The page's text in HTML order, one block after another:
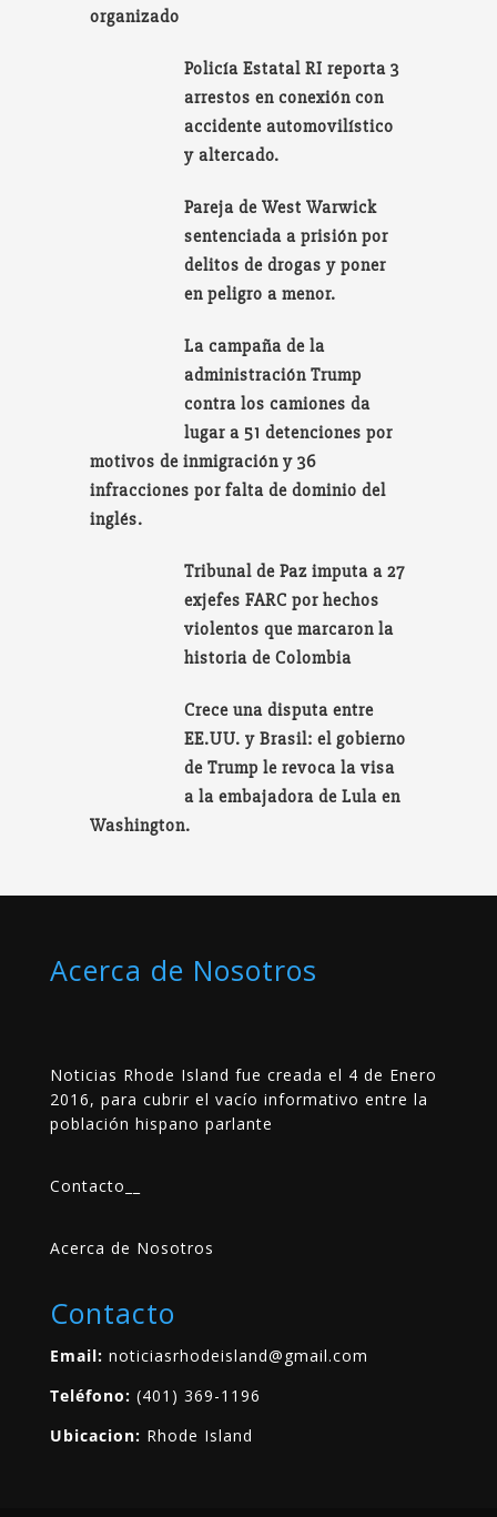
organizado
Policía Estatal RI reporta 3
arrestos en conexión con
accidente automovilístico
y altercado.
Pareja de West Warwick
sentenciada a prisión por
delitos de drogas y poner
en peligro a menor.
La campaña de la
administración Trump
contra los camiones da
lugar a 51 detenciones por
motivos de inmigración y 36
infracciones por falta de dominio del
inglés.
Tribunal de Paz imputa a 27
exjefes FARC por hechos
violentos que marcaron la
historia de Colombia
Crece una disputa entre
EE.UU. y Brasil: el gobierno
de Trump le revoca la visa
a la embajadora de Lula en
Washington.
Acerca de Nosotros
Noticias Rhode Island fue creada el 4 de Enero
2016, para cubrir el vacío informativo entre la
población hispano parlante
Contacto
Acerca de Nosotros
Contacto
Email: noticiasrhodeisland@gmail.com
Teléfono: (401) 369-1196
Ubicacion: Rhode Island